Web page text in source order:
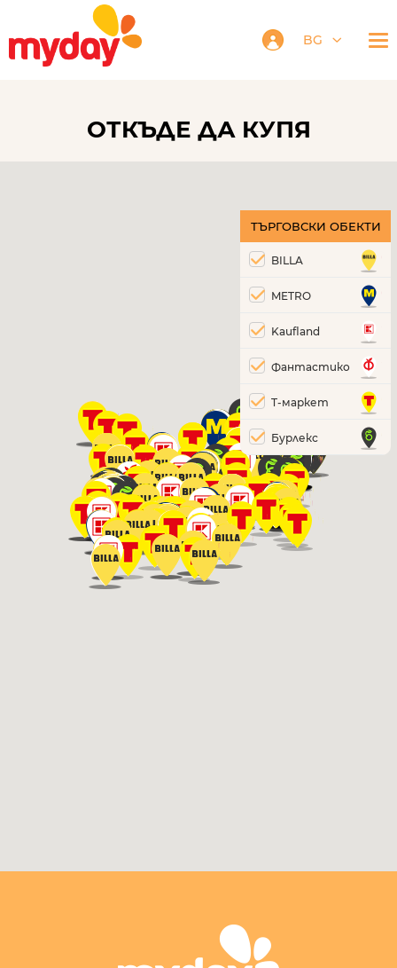
BG
ОТКЪДЕ ДА КУПЯ
ТЪРГОВСКИ ОБЕКТИ
BILLA
METRO
Kaufland
Фантастико
T-маркет
Бурлекс